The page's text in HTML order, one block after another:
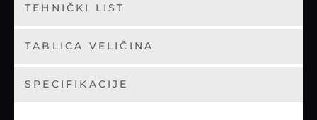
TEHNIČKI LIST
TABLICA VELIČINA
SPECIFIKACIJE